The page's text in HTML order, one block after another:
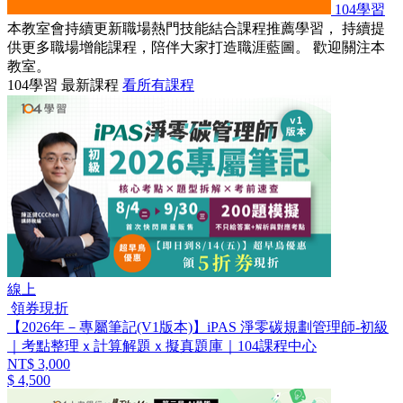
104學習
本教室會持續更新職場熱門技能結合課程推薦學習， 持續提
供更多職場增能課程，陪伴大家打造職涯藍圖。 歡迎關注本
教室。
104學習 最新課程 看所有課程
線上
領券現折
【2026年－專屬筆記(V1版本)】iPAS 淨零碳規劃管理師-初級
｜考點整理ｘ計算解題ｘ擬真題庫｜104課程中心
NT$ 3,000
$ 4,500